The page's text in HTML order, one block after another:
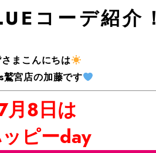
コーデ紹介！
まこんにちは
宮店の加藤です
月8日は
ピーday